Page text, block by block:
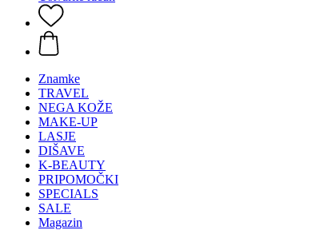
Znamke
TRAVEL
NEGA KOŽE
MAKE-UP
LASJE
DIŠAVE
K-BEAUTY
PRIPOMOČKI
SPECIALS
SALE
Magazin